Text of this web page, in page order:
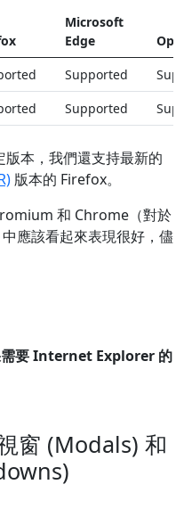
Microsoft
Edge
Supported
Supported
本，我們還支持最新的
版本的 Firefox。
和 Chrome（對於
應該看起來表現很好，儘
要 Internet Explorer 的
窗 (Modals) 和